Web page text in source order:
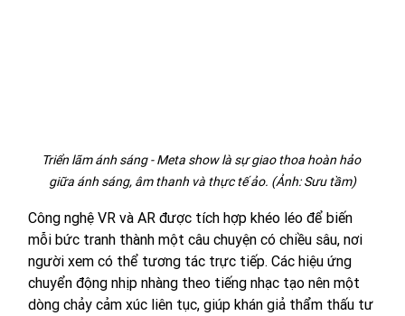
Triển lãm ánh sáng - Meta show là sự giao thoa hoàn hảo
giữa ánh sáng, âm thanh và thực tế ảo. (Ảnh: Sưu tầm)
Công nghệ VR và AR được tích hợp khéo léo để biến
mỗi bức tranh thành một câu chuyện có chiều sâu, nơi
người xem có thể tương tác trực tiếp. Các hiệu ứng
chuyển động nhịp nhàng theo tiếng nhạc tạo nên một
dòng chảy cảm xúc liên tục, giúp khán giả thẩm thấu tư